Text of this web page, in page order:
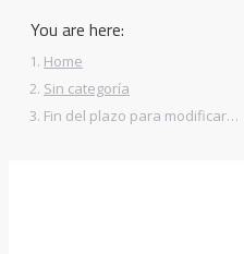
You are here:
Home
Sin categoría
Fin del plazo para modificar…